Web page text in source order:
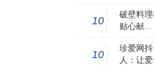
10
破壁料理
贴心献...
10
珍爱网
人：让